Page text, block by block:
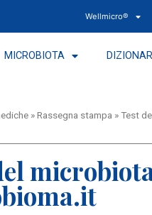
Wellmicro®
MICROBIOTA
»Rassegna stampa »Test